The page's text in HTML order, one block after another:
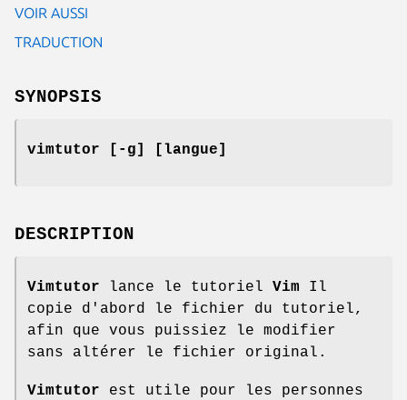
VOIR AUSSI
TRADUCTION
SYNOPSIS
vimtutor [-g] [langue]
DESCRIPTION
Vimtutor lance le tutoriel Vim Il
copie d'abord le fichier du tutoriel,
afin que vous puissiez le modifier
sans altérer le fichier original.
Vimtutor est utile pour les personnes